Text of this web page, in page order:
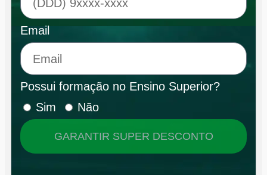
Email
Possui formação no Ensino Superior?
Sim
Não
GARANTIR SUPER DESCONTO